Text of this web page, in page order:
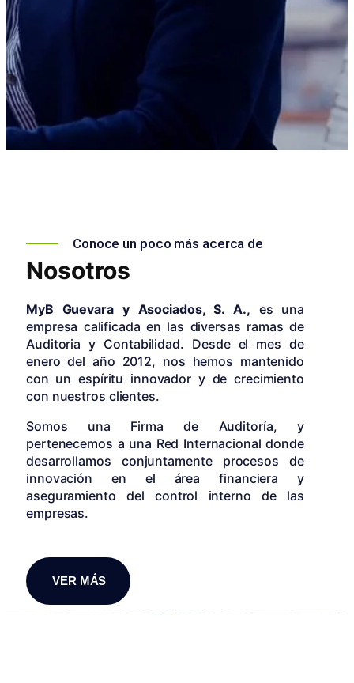
Conoce un poco más acerca de
Nosotros
MyB Guevara y Asociados, S. A., es una
empresa calificada en las diversas ramas de
Auditoria y Contabilidad. Desde el mes de
enero del año 2012, nos hemos mantenido
con un espíritu innovador y de crecimiento
con nuestros clientes.
Somos una Firma de Auditoría, y
pertenecemos a una Red Internacional donde
desarrollamos conjuntamente procesos de
innovación en el área financiera y
aseguramiento del control interno de las
empresas.
VER MÁS